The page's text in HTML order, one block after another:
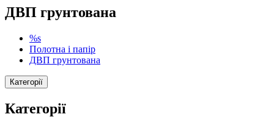
ДВП грунтована
%s
Полотна і папір
ДВП грунтована
Категорії
Категорії